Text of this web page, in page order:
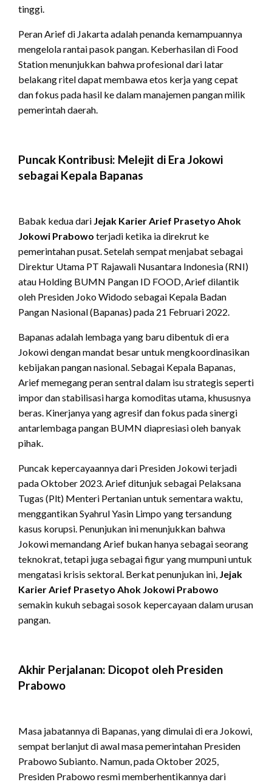
tinggi.
Peran Arief di Jakarta adalah penanda kemampuannya
mengelola rantai pasok pangan. Keberhasilan di Food
Station menunjukkan bahwa profesional dari latar
belakang ritel dapat membawa etos kerja yang cepat
dan fokus pada hasil ke dalam manajemen pangan milik
pemerintah daerah.
Puncak Kontribusi: Melejit di Era Jokowi
sebagai Kepala Bapanas
Babak kedua dari Jejak Karier Arief Prasetyo Ahok
Jokowi Prabowo terjadi ketika ia direkrut ke
pemerintahan pusat.Setelah sempat menjabat sebagai
Direktur Utama PT Rajawali Nusantara Indonesia (RNI)
atau Holding BUMN Pangan ID FOOD, Arief dilantik
oleh Presiden Joko Widodo sebagai Kepala Badan
Pangan Nasional (Bapanas) pada 21 Februari 2022.
Bapanas adalah lembaga yang baru dibentuk di era
Jokowi dengan mandat besar untuk mengkoordinasikan
kebijakan pangan nasional. Sebagai Kepala Bapanas,
Arief memegang peran sentral dalam isu strategis seperti
impor dan stabilisasi harga komoditas utama, khususnya
beras. Kinerjanya yang agresif dan fokus pada sinergi
antarlembaga pangan BUMN diapresiasi oleh banyak
pihak.
Puncak kepercayaannya dari Presiden Jokowi terjadi
pada Oktober 2023.Arief ditunjuk sebagai Pelaksana
Tugas (Plt) Menteri Pertanian untuk sementara waktu,
menggantikan Syahrul Yasin Limpo yang tersandung
kasus korupsi. Penunjukan ini menunjukkan bahwa
Jokowi memandang Arief bukan hanya sebagai seorang
teknokrat, tetapi juga sebagai figur yang mumpuni untuk
mengatasi krisis sektoral. Berkat penunjukan ini, Jejak
Karier Arief Prasetyo Ahok Jokowi Prabowo
semakin kukuh sebagai sosok kepercayaan dalam urusan
pangan.
Akhir Perjalanan: Dicopot oleh Presiden
Prabowo
Masa jabatannya di Bapanas, yang dimulai di era Jokowi,
sempat berlanjut di awal masa pemerintahan Presiden
Prabowo Subianto. Namun, pada Oktober 2025,
Presiden Prabowo resmi memberhentikannya dari